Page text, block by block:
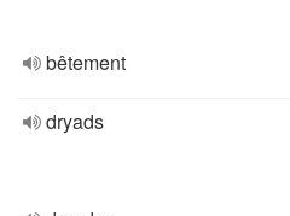
bêtement
dryads